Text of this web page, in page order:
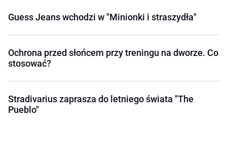
Guess Jeans wchodzi w "Minionki i straszydła"
Ochrona przed słońcem przy treningu na dworze. Co
stosować?
Stradivarius zaprasza do letniego świata "The
Pueblo"